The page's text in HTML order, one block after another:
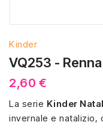
Kinder
VQ253 - Renna
2,60 €
La serie Kinder
invernale e natalizio,